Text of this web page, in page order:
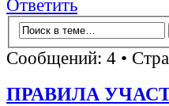
Ответить
Сообщений: 4 •
ПРАВИЛА